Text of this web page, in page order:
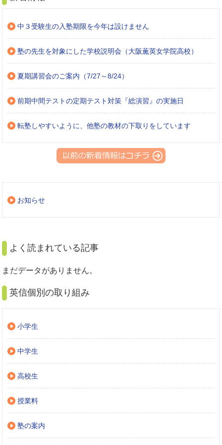
中３受験生の入塾期限を今年は設けません
塾の先生を対象にした学校説明会（大阪薫英女学院高校）
夏期講習会のご案内（7/27～8/24）
前期中間テストの定期テスト対策『総演習』の実施日
転塾しやすいように、他塾の教材の下取りをしています
お知らせ
よく読まれている記事
まだデータがありません。
英信個別の取り組み
小学生
中学生
高校生
授業料
塾の案内